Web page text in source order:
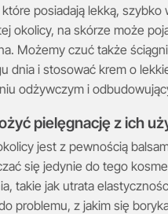
posiadają lekką, szybko
okolicy, na skórze może
Możemy czuć także
dnia i stosować krem o
odżywczym i
pielęgnację z ich
jest z pewnością
się jedynie do tego
takie jak utrata
problemu, z jakim się